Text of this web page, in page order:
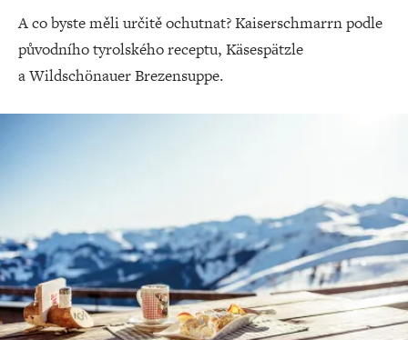
A co byste měli určitě ochutnat? Kaiserschmarrn podle
původního tyrolského receptu, Käsespätzle
a Wildschönauer Brezensuppe.